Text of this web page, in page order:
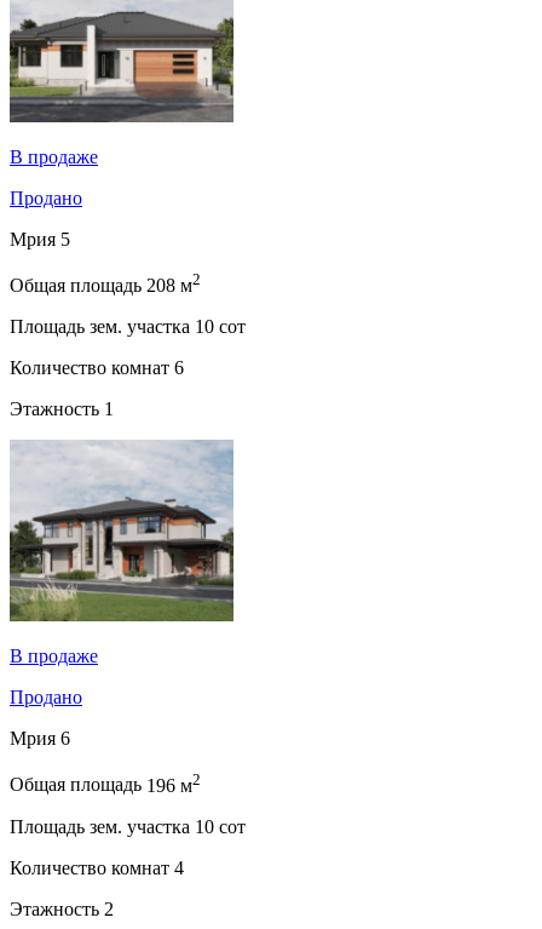
В продаже
Продано
Мрия 5
Общая площадь 208 м2
Площадь зем. участка 10 сот
Количество комнат 6
Этажность 1
В продаже
Продано
Мрия 6
Общая площадь 196 м2
Площадь зем. участка 10 сот
Количество комнат 4
Этажность 2